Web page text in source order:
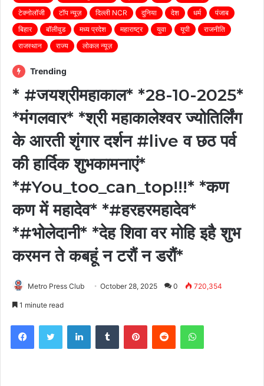
टेक्नोलॉजी
टॉप न्यूज़ दिल्ली NCR दुनिया देश धर्म
पंजाब
बिहार
बॉलीवुड मध्य प्रदेश महाराष्ट्र युवा यूपी
राजनीति
राजस्थान
राज्य लोकल न्यूज़
Trending
* #जयश्रीमहाकाल* *28-10-2025*
*मंगलवार* *श्री महाकालेश्वर ज्योतिर्लिंग
के आरती शृंगार दर्शन #live व छठ पर्व
की हार्दिक शुभकामनाएं*
*#You_too_can_top!!!* *कण
कण में महादेव* *#हरहरमहादेव*
*#भोलेदानी* *देह शिवा वर मोहि इहै शुभ
करमन ते कबहूं न टरौं न डरौं*
Metro Press Club October 28, 2025 0 720,354
1 minute read
FacebookTwitter LinkedInTumblr PinterestReddit WhatsApp